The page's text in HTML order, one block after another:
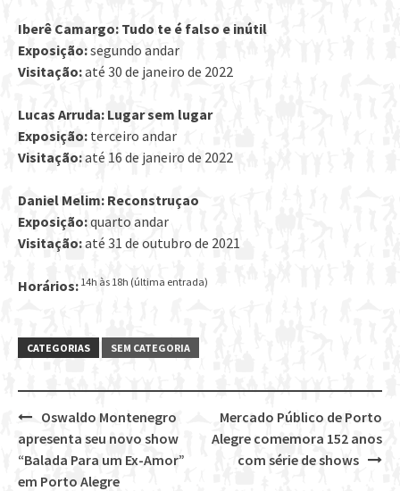
Iberê Camargo: Tudo te é falso e inútil
Exposição:segundo andar
Visitação:até 30 de janeiro de 2022
Lucas Arruda: Lugar sem lugar
Exposição: terceiro andar
Visitação:até 16 de janeiro de 2022
Daniel Melim: Reconstruçao
Exposição:quarto andar
Visitação:até 31 de outubro de 2021
Horários: 14h às 18h (última entrada)
CATEGORIAS SEM CATEGORIA
Post
navigation
Mercado Público de Porto
Alegre comemora 152 anos
com série de shows
Oswaldo Montenegro
apresenta seu novo show
“Balada Para um Ex-Amor”
em Porto Alegre